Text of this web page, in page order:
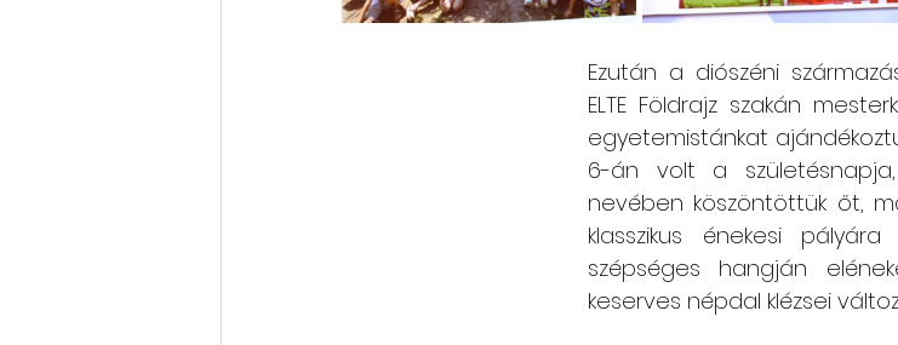
Ezután a diószéni
ELTE Földrajz szakán
egyetemistánkat
6-án volt a
nevében köszöntöttük őt,
klasszikus énekesi pályára
szépséges hangján
keserves népdal klézsei